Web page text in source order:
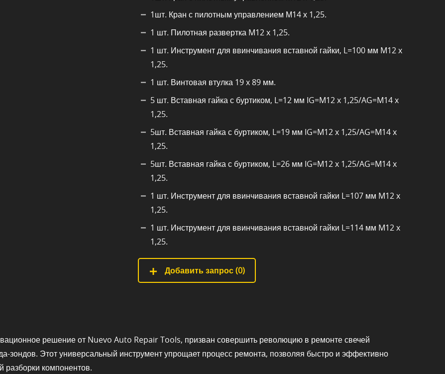
1шт. Кран с пилотным управлением М14 х 1,25.
1 шт. Пилотная развертка M12 x 1,25.
1 шт. Инструмент для ввинчивания вставной гайки, L=100 мм M12 x
1,25.
1 шт. Винтовая втулка 19 x 89 мм.
5 шт. Вставная гайка с буртиком, L=12 мм IG=M12 x 1,25/AG=M14 x
1,25.
5шт. Вставная гайка с буртиком, L=19 мм IG=M12 x 1,25/AG=M14 x
1,25.
5шт. Вставная гайка с буртиком, L=26 мм IG=M12 x 1,25/AG=M14 x
1,25.
1 шт. Инструмент для ввинчивания вставной гайки L=107 мм M12 x
1,25.
1 шт. Инструмент для ввинчивания вставной гайки L=114 мм M12 x
1,25.
Добавить запрос (0)
решение от Nuevo Auto Repair Tools, призван совершить революцию в ремонте свечей
зондов. Этот универсальный инструмент упрощает процесс ремонта, позволяя быстро и эффективно
разборки компонентов.